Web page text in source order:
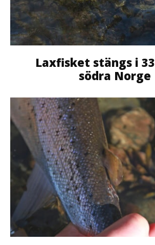
Laxfisket stängs i
södra Norge